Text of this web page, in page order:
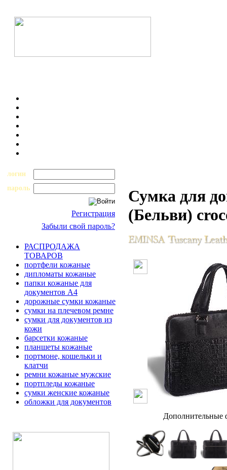
логин
пароль
Регистрация
Забыли свой пароль?
РАСПРОДАЖА
ТОВАРОВ
портфели кожаные
дипломаты кожаные
папки кожаные для
документов А4
дорожные сумки кожаные
сумки на плечевом ремне
сумки для документов из
кожи
барсетки кожаные
планшеты кожаные
портмоне, кошельки и
клатчи
ремни кожаные мужские
портпледы кожаные
сумки женские кожаные
обложки для документов
Сумка для
(Бельви)
Дополнительные